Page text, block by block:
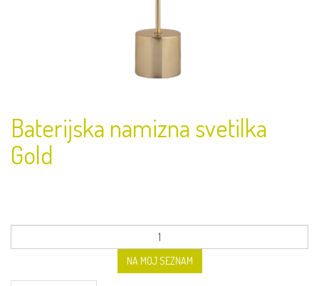
Baterijska namizna svetilka
Gold
NA MOJ SEZNAM